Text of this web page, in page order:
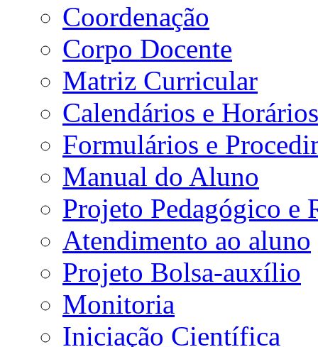
Coordenação
Corpo Docente
Matriz Curricular
Calendários e Horários
Formulários e
Manual do Aluno
Projeto Pedagógico e
Atendimento ao aluno
Projeto Bolsa-auxílio
Monitoria
Iniciação Científica